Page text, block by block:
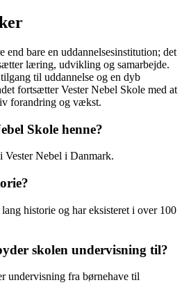
end bare en uddannelsesinstitution; det
læring, udvikling og samarbejde.
til uddannelse og en dyb
fortsætter Vester Nebel Skole med at
forandring og vækst.
Skole henne?
Vester Nebel i Danmark.
historie og har eksisteret i over 100
skolen undervisning til?
undervisning fra børnehave til